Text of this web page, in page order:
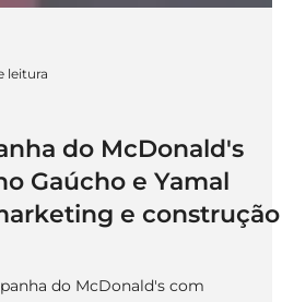
do McDonald's
Gaúcho e Yamal
e construção